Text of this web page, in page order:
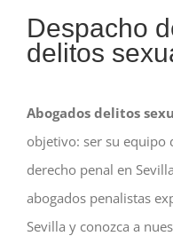
Despacho
delitos
Abogados delitos
objetivo: ser su equipo
derecho penal en
abogados penalistas
Sevilla y conozca a